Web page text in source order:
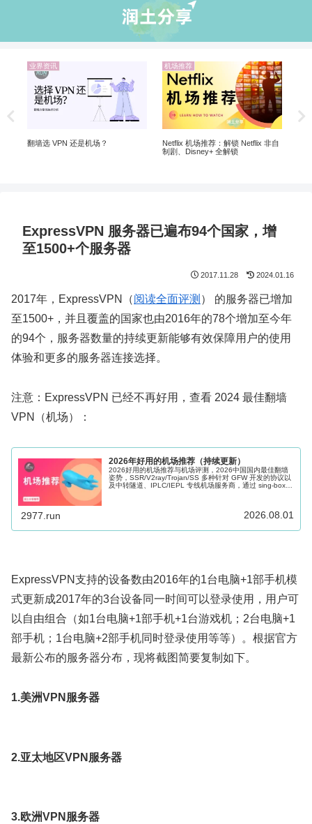
业界资讯
翻墙选 VPN 还是机场？
机场推荐
Netflix 机场推荐：解锁 Netflix 非自
制剧、Disney+ 全解锁
ExpressVPN 服务器已遍布94个国家，增
至1500+个服务器
2017.11.28 2024.01.16
2017年，ExpressVPN（阅读全面评测 ） 的服务器已增加
至1500+，并且覆盖的国家也由2016年的78个增加至今年
的94个，服务器数量的持续更新能够有效保障用户的使用
体验和更多的服务器连接选择。
注意：ExpressVPN 已经不再好用，查看 2024 最佳翻墙
VPN（机场）：
2026年好用的机场推荐（持续更新）
2026好用的机场推荐与机场评测，2026中国国内最佳翻墙
姿势，SSR/V2ray/Trojan/SS 多种针对 GFW 开发的协议以
及中转隧道、IPLC/IEPL 专线机场服务商，通过 sing-box、
2977.run 2026.08.01
ExpressVPN支持的设备数由2016年的1台电脑+1部手机模
式更新成2017年的3台设备同一时间可以登录使用，用户可
以自由组合（如1台电脑+1部手机+1台游戏机；2台电脑+1
部手机；1台电脑+2部手机同时登录使用等等）。根据官方
最新公布的服务器分布，现将截图简要复制如下。
1.美洲VPN服务器
2.亚太地区VPN服务器
3.欧洲VPN服务器